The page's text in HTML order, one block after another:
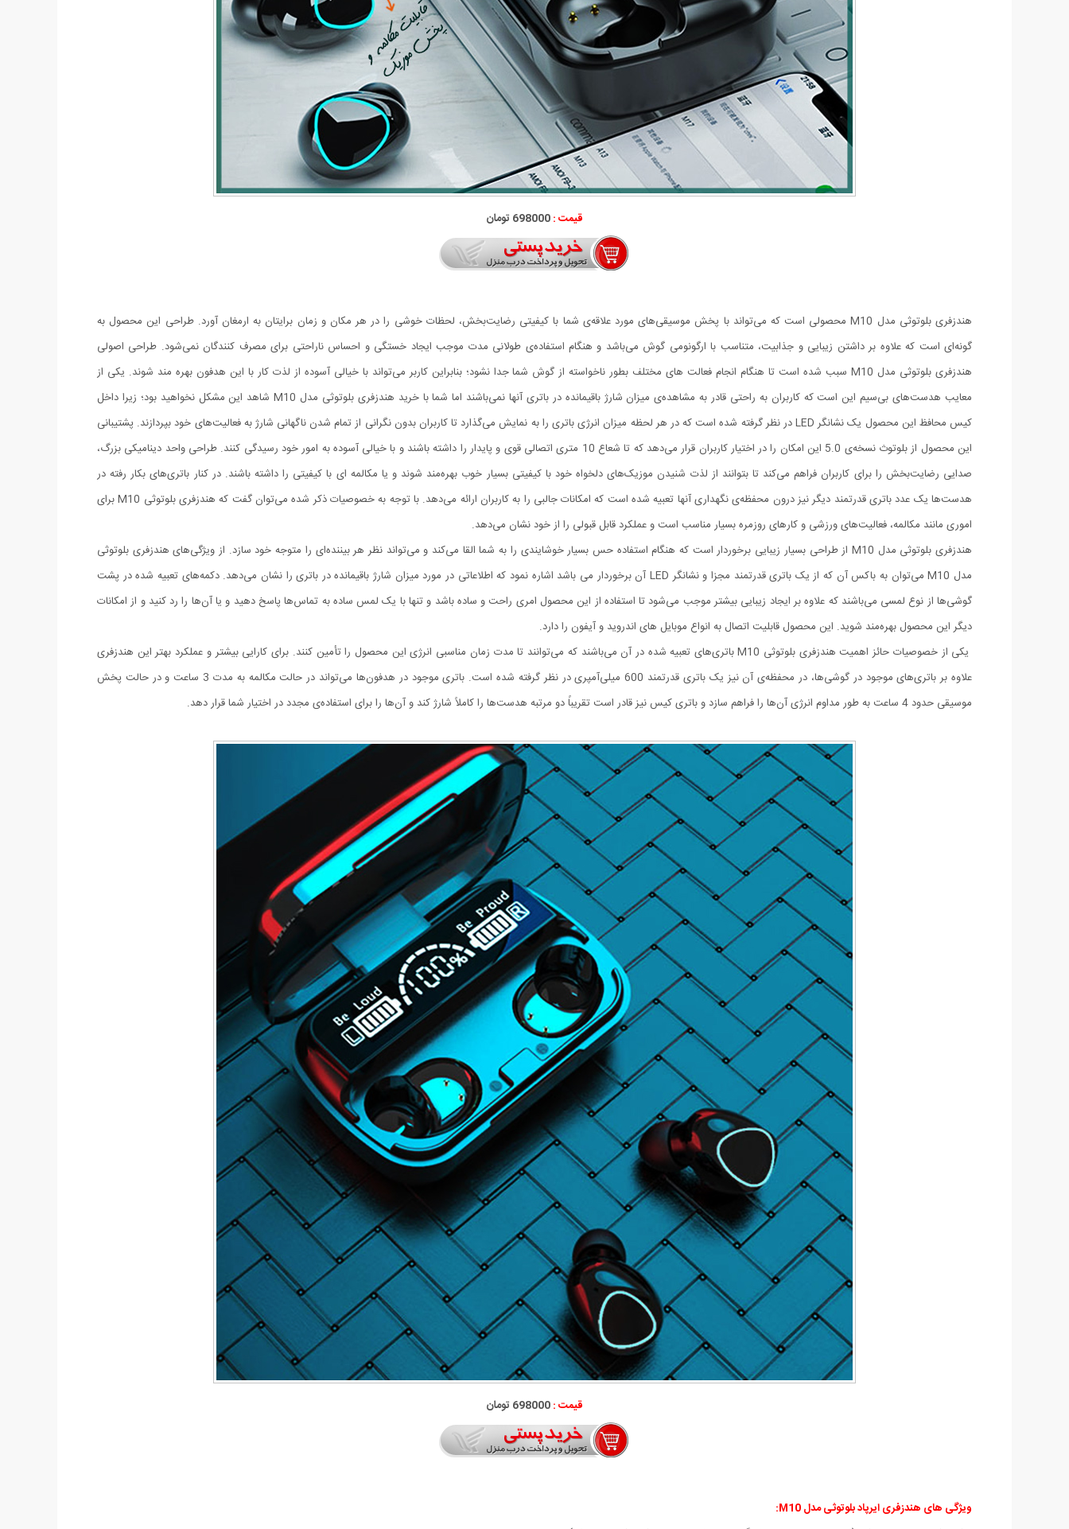
قیمت :698000 تومان
هندزفری بلوتوثی مدل M10 محصولی است که می‌تواند با پخش موسیقی‌های مورد علاقه‌ی شما با کیفیتی رضایت‌بخش، لحظات خوشی را در هر مکان و زمان برایتان به ارمغان آورد. طراحی این محصول به
گونه‌ای است که علاوه بر داشتن زیبایی و جذابیت، متناسب با ارگونومی گوش می‌باشد و هنگام استفاده‌ی طولانی مدت موجب ایجاد خستگی و احساس ناراحتی برای مصرف کنندگان نمی‌شود. طراحی اصولی
هندزفری بلوتوثی مدل M10 سبب شده است تا هنگام انجام فعالت های مختلف بطور ناخواسته از گوش شما جدا نشود؛ بنابراین کاربر می‌تواند با خیالی آسوده از لذت کار با این هدفون بهره مند شوند. یکی از
معایب هدست‌های بی‌سیم این است که کاربران به راحتی قادر به مشاهده‌ی میزان شارژ باقیمانده در باتری آنها نمی‌باشند اما شما با خرید هندزفری بلوتوثی مدل M10 شاهد این مشکل نخواهید بود؛ زیرا داخل
کیس محافظ این محصول یک نشانگر LED در نظر گرفته شده است که در هر لحظه میزان انرژی باتری را به نمایش می‌گذارد تا کاربران بدون نگرانی از تمام شدن ناگهانی شارژ به فعالیت‌های خود بپردازند. پشتیبانی
این محصول از بلوتوث نسخه‌ی 5.0 این امکان را در اختیار کاربران قرار می‌دهد که تا شعاع 10 متری اتصالی قوی و پایدار را داشته باشند و با خیالی آسوده به امور خود رسیدگی کنند. طراحی واحد دینامیکی بزرگ،
صدایی رضایت‌بخش را برای کاربران فراهم می‌کند تا بتوانند از لذت شنیدن موزیک‌های دلخواه خود با کیفیتی بسیار خوب بهره‌مند شوند و یا مکالمه ای با کیفیتی را داشته باشند. در کنار باتری‌های بکار رفته در
هدست‌ها یک عدد باتری قدرتمند دیگر نیز درون محفظه‌ی نگهداری آنها تعبیه شده است که امکانات جالبی را به کاربران ارائه می‌دهد. با توجه به خصوصیات ذکر شده می‌توان گفت که هندزفری بلوتوثی M10 برای
اموری مانند مکالمه، فعالیت‌های ورزشی و کارهای روزمره بسیار مناسب است و عملکرد قابل قبولی را از خود نشان می‌دهد.
هندزفری بلوتوثی مدل M10 از طراحی بسیار زیبایی برخوردار است که هنگام استفاده حس بسیار خوشایندی را به شما القا می‌کند و می‌تواند نظر هر بیننده‌ای را متوجه‌ خود سازد. از ویژگی‌های هندزفری بلوتوثی
مدل M10 می‌توان به باکس آن که از یک باتری قدرتمند مجزا و نشانگر LED آن برخوردار می باشد اشاره نمود که اطلاعاتی در مورد میزان شارژ باقیمانده در باتری را نشان می‌دهد. دکمه‌های تعبیه شده در پشت
گوشی‌ها از نوع لمسی می‌باشند که علاوه بر ایجاد زیبایی بیشتر موجب می‌شود تا استفاده از این محصول امری راحت و ساده باشد و تنها با یک لمس ساده به تماس‌ها پاسخ دهید و یا آن‌ها را رد کنید و از امکانات
دیگر این محصول بهره‌مند شوید. این محصول قابلیت اتصال به انواع موبایل های اندروید و آیفون را دارد.
یکی از خصوصیات حائز اهمیت هندزفری بلوتوثی M10 باتری‌های تعبیه شده در آن می‌باشند که می‌توانند تا مدت زمان مناسبی انرژی این محصول را تأمین کنند. برای کارایی بیشتر و عملکرد بهتر این هندزفری
علاوه بر باتری‌های موجود در گوشی‌ها، در محفظه‌ی آن نیز یک باتری قدرتمند 600 میلی‌آمپری در نظر گرفته شده است. باتری‌ موجود در هدفون‌ها می‌تواند در حالت مکالمه به مدت 3 ساعت و در حالت پخش
موسیقی حدود 4 ساعت به طور مداوم انرژی آن‌ها را فراهم سازد و باتری کیس نیز قادر است تقریباً دو مرتبه هدست‌ها را کاملاً شارژ کند و آن‌ها را برای استفاده‌ی مجدد در اختیار شما قرار دهد.
قیمت :698000 تومان
ویژگی های هندزفری ایرپاد بلوتوثی مدل M10: